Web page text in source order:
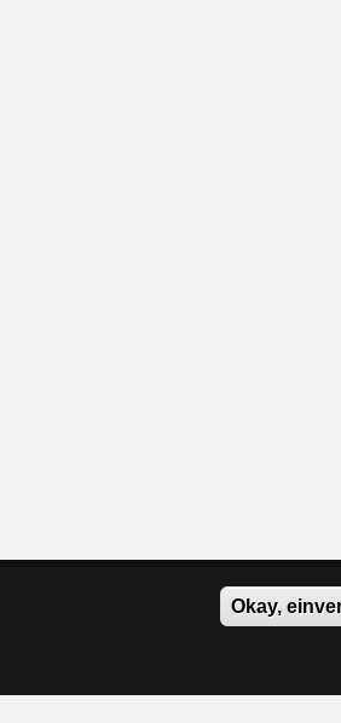
Kalender/Belegung
Okay,